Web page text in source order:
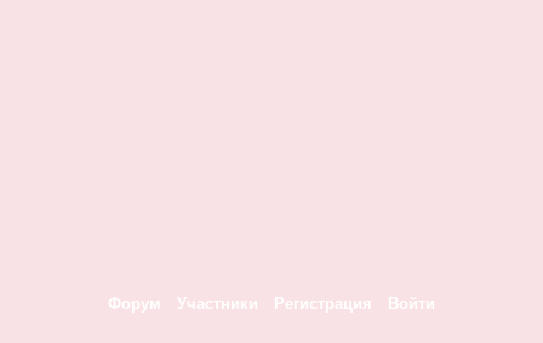
Форум Участники Регистрация Войти